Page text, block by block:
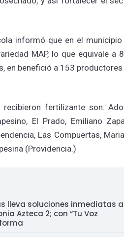
informó que en el municipio
MAP, lo que equivale a
en benefició a 153
fertilizante son:
El Prado, Emiliano
Las Compuertas,
(Providencia.)
lleva soluciones inmediatas a
Azteca 2; con “Tu Voz